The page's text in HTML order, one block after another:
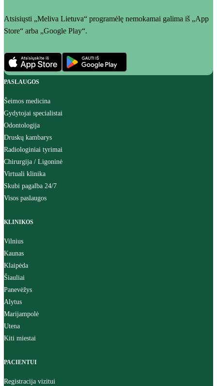
Atsisiųsti „Meliva Lietuva“ programėlę nemokamai galima iš „App
Store“ arba „Google Play“.
PASLAUGOS
Šeimos medicina
Gydytojai specialistai
Odontologija
Druskų kambarys
Radiologiniai tyrimai
Chirurgija / Ligoninė
Virtuali klinika
Skubi pagalba 24/7
Visos paslaugos
KLINIKOS
Vilnius
Kaunas
Klaipėda
Šiauliai
Panevėžys
Alytus
Marijampolė
Utena
Kiti miestai
PACIENTUI
Registracija vizitui